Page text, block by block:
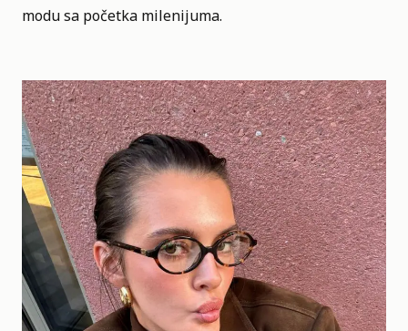
modu sa početka milenijuma.